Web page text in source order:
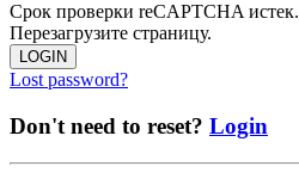
Срок проверки reCAPTCHA истек.
Перезагрузите страницу.
LOGIN
Lost password?
Don't need to reset? Login